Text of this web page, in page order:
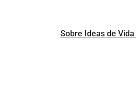
Sobre Ideas de